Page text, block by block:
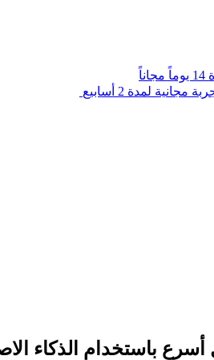
مجانية لمدة 2 أسابيع
باستخدام الذكاء